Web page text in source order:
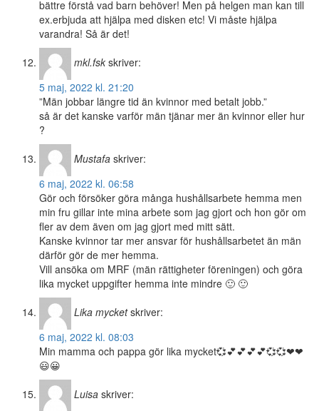
bättre förstå vad barn behöver! Men på helgen man kan till
ex.erbjuda att hjälpa med disken etc! Vi måste hjälpa
varandra! Så är det!
mkl.fsk skriver:
5 maj, 2022 kl. 21:20
”Män jobbar längre tid än kvinnor med betalt jobb.”
så är det kanske varför män tjänar mer än kvinnor eller hur
?
Mustafa skriver:
6 maj, 2022 kl. 06:58
Gör och försöker göra många hushållsarbete hemma men
min fru gillar inte mina arbete som jag gjort och hon gör om
fler av dem även om jag gjort med mitt sätt.
Kanske kvinnor tar mer ansvar för hushållsarbetet än män
därför gör de mer hemma.
Vill ansöka om MRF (män rättigheter föreningen) och göra
lika mycket uppgifter hemma inte mindre 🙂 🙂
Lika mycket skriver:
6 maj, 2022 kl. 08:03
Min mamma och pappa gör lika mycket💞💕💕💕💕💞💞❤❤
😃😀
Luisa skriver: